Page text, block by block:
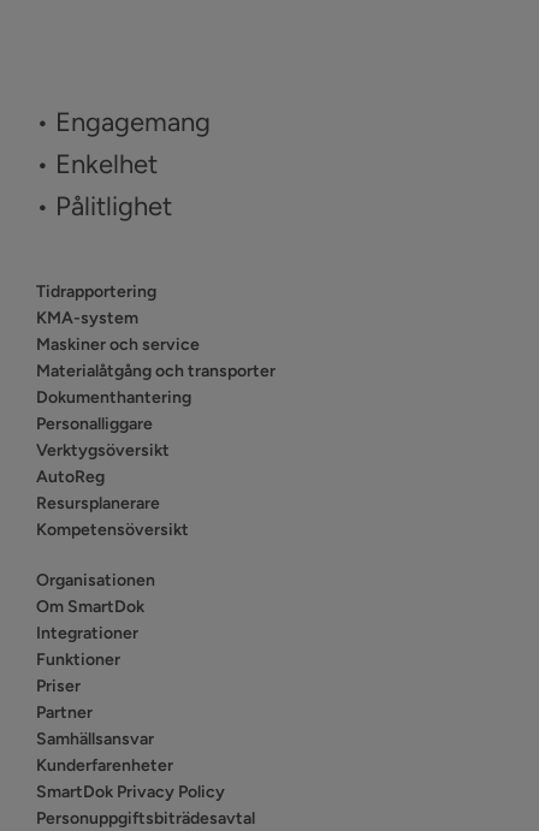
• Engagemang
• Enkelhet
• Pålitlighet
Tidrapportering
KMA-system
Maskiner och service
Materialåtgång och transporter
Dokumenthantering
Personalliggare
Verktygsöversikt
AutoReg
Resursplanerare
Kompetensöversikt
Organisationen
Om SmartDok
Integrationer
Funktioner
Priser
Partner
Samhällsansvar
Kunderfarenheter
SmartDok Privacy Policy
Personuppgiftsbiträdesavtal